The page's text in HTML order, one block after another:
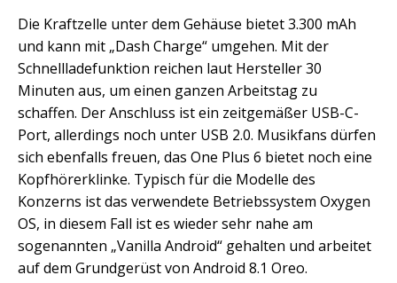
Die Kraftzelle unter dem Gehäuse bietet 3.300 mAh
und kann mit „Dash Charge“ umgehen. Mit der
Schnellladefunktion reichen laut Hersteller 30
Minuten aus, um einen ganzen Arbeitstag zu
schaffen. Der Anschluss ist ein zeitgemäßer USB-C-
Port, allerdings noch unter USB 2.0. Musikfans dürfen
sich ebenfalls freuen, das One Plus 6 bietet noch eine
Kopfhörerklinke. Typisch für die Modelle des
Konzerns ist das verwendete Betriebssystem Oxygen
OS, in diesem Fall ist es wieder sehr nahe am
sogenannten „Vanilla Android“ gehalten und arbeitet
auf dem Grundgerüst von Android 8.1 Oreo.